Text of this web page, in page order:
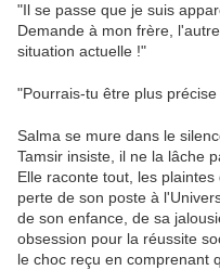
"Il se passe que je suis
Demande à mon frère,
situation actuelle !"
"Pourrais-tu être plus
Salma se mure dans le
Tamsir insiste, il ne la lâche
Elle raconte tout, les
perte de son poste à
de son enfance, de sa
obsession pour la réussite
le choc reçu en comprenant